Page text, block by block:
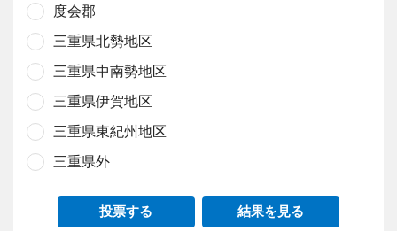
度会郡
三重県北勢地区
三重県中南勢地区
三重県伊賀地区
三重県東紀州地区
三重県外
投票する 結果を見る